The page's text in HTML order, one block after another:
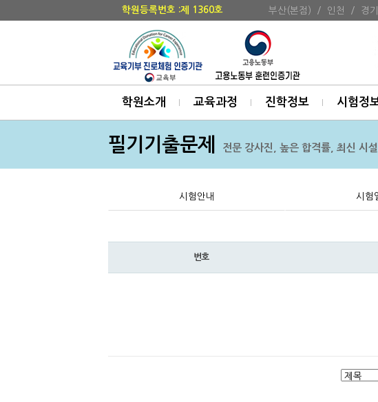
학원등록번호 :제 1360호 부산(본점) / 인천 / 경기
학원소개 교육과정 진학정보 시험정
필기기출문제 전문 강사진, 높은 합격률, 최신 시설
시험안내 시험
번호